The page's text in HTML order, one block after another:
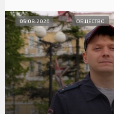
05.08.2026 ОБЩЕСТВО